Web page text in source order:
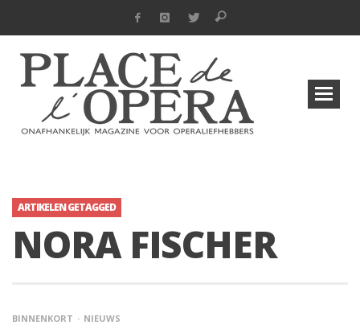
ARTIKELEN GETAGGED
NORA FISCHER
BINNENKORT NIEUWS